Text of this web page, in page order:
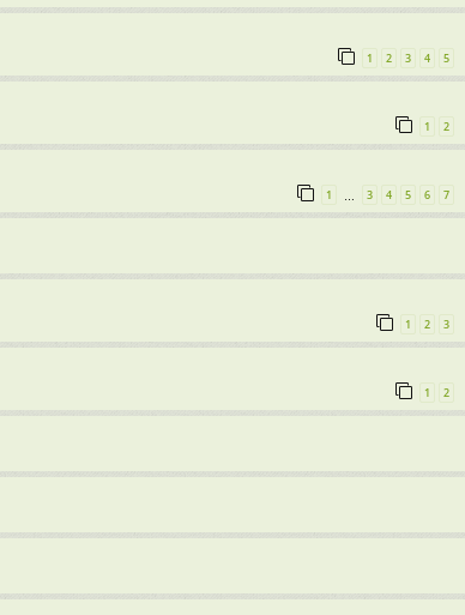
1 2 3 4 5
1 2
1 … 3 4 5 6 7
1 2 3
1 2